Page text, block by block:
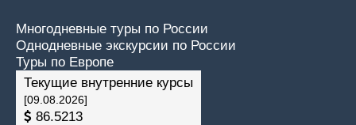
Многодневные туры по России
Однодневные экскурсии по России
Туры по Европе
Текущие внутренние курсы
[09.08.2026]
86.5213